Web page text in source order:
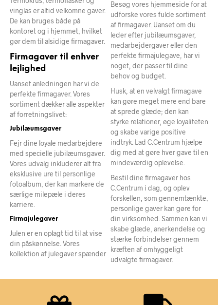
vinglas er altid velkomne gaver.
De kan bruges både på
kontoret og i hjemmet, hvilket
gør dem til alsidige firmagaver.
Firmagaver til enhver
lejlighed
Uanset anledningen har vi de
perfekte firmagaver. Vores
sortiment dækker alle aspekter
af forretningslivet:
Jubilæumsgaver
Fejr dine loyale medarbejdere
med specielle jubilæumsgaver.
Vores udvalg inkluderer alt fra
eksklusive ure til personlige
fotoalbum, der kan markere de
særlige milepæle i deres
karriere.
Firmajulegaver
Julen er en oplagt tid til at vise
din påskønnelse. Vores
kollektion af julegaver spænder
Besøg vores hjemmeside for at
udforske vores fulde sortiment
af firmagaver. Uanset om du
leder efter jubilæumsgaver,
medarbejdergaver eller den
perfekte firmajulegave, har vi
noget, der passer til dine
behov og budget.
Husk, at en velvalgt firmagave
kan gøre meget mere end bare
at sprede glæde; den kan
styrke relationer, øge loyaliteten
og skabe varige positive
indtryk. Lad C.Centrum hjælpe
dig med at gøre hver gave til en
mindeværdig oplevelse.
Bestil dine firmagaver hos
C.Centrum i dag, og oplev
forskellen, som gennemtænkte,
personlige gaver kan gøre for
din virksomhed. Sammen kan vi
skabe glæde, anerkendelse og
stærke forbindelser gennem
kræften af omhyggeligt
udvalgte firmagaver.